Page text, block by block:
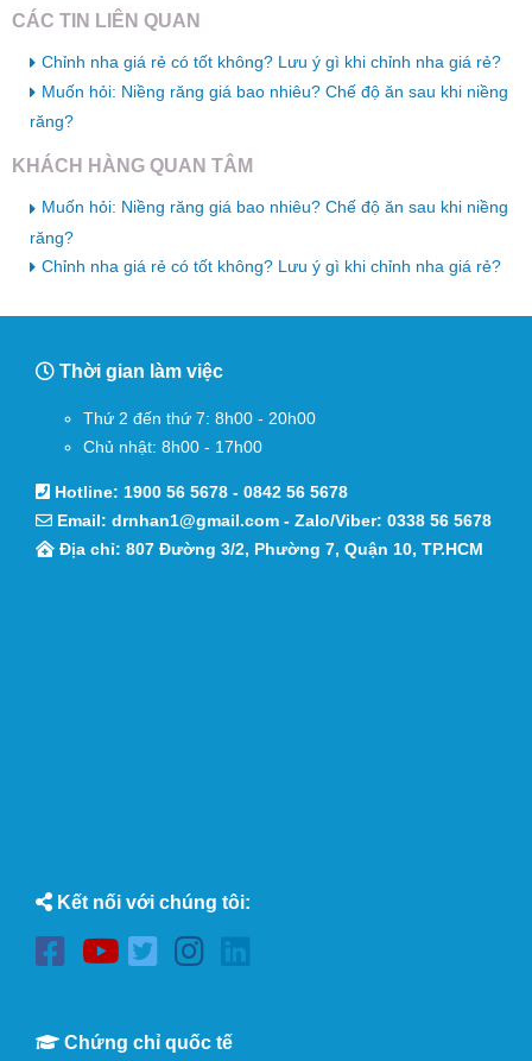
CÁC TIN LIÊN QUAN
Chỉnh nha giá rẻ có tốt không? Lưu ý gì khi chỉnh nha giá rẻ?
Muốn hỏi: Niềng răng giá bao nhiêu? Chế độ ăn sau khi niềng
răng?
KHÁCH HÀNG QUAN TÂM
Muốn hỏi: Niềng răng giá bao nhiêu? Chế độ ăn sau khi niềng
răng?
Chỉnh nha giá rẻ có tốt không? Lưu ý gì khi chỉnh nha giá rẻ?
Thời gian làm việc
Thứ 2 đến thứ 7: 8h00 - 20h00
Chủ nhật: 8h00 - 17h00
Hotline: 1900 56 5678 - 0842 56 5678
Email: drnhan1@gmail.com - Zalo/Viber: 0338 56 5678
Địa chỉ: 807 Đường 3/2, Phường 7, Quận 10, TP.HCM
Kết nối với chúng tôi:
Chứng chỉ quốc tế